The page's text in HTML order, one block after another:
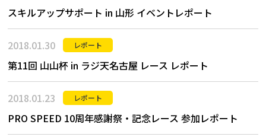
スキルアップサポート in 山形 イベントレポート
2018.01.30 レポート
第11回 山山杯 in ラジ天名古屋 レース レポート
2018.01.23 レポート
PRO SPEED 10周年感謝祭・記念レース 参加レポート